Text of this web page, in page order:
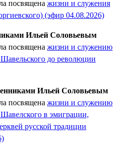
посвящена жизни и служения
(эфир 04.08.2026)
Ильей Соловьевым
посвящена жизни и служению
до революции
Ильей Соловьевым
посвящена жизни и служению
в эмиграции,
русской традиции